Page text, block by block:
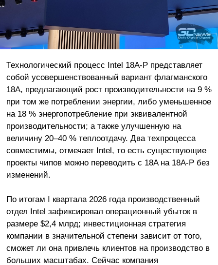
Технологический процесс Intel 18A-P представляет
собой усовершенствованный вариант флагманского
18A, предлагающий рост производительности на 9 %
при том же потреблении энергии, либо уменьшенное
на 18 % энергопотребление при эквивалентной
производительности; а также улучшенную на
величину 20–40 % теплоотдачу. Два техпроцесса
совместимы, отмечает Intel, то есть существующие
проекты чипов можно переводить с 18A на 18A-P без
изменений.
По итогам I квартала 2026 года производственный
отдел Intel зафиксировал операционный убыток в
размере $2,4 млрд; инвестиционная стратегия
компании в значительной степени зависит от того,
сможет ли она привлечь клиентов на производство в
больших масштабах. Сейчас компания